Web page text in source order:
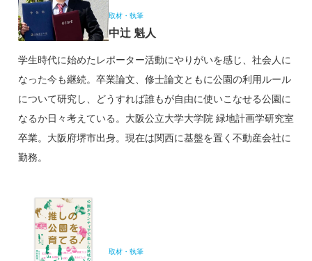
取材・執筆
中辻 魁人
学生時代に始めたレポーター活動にやりがいを感じ、社会人に
なった今も継続。卒業論文、修士論文ともに公園の利用ルール
について研究し、どうすれば誰もが自由に使いこなせる公園に
なるか日々考えている。大阪公立大学大学院 緑地計画学研究室
卒業。大阪府堺市出身。現在は関西に基盤を置く不動産会社に
勤務。
取材・執筆